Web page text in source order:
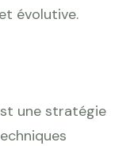
évolutive.
une stratégie